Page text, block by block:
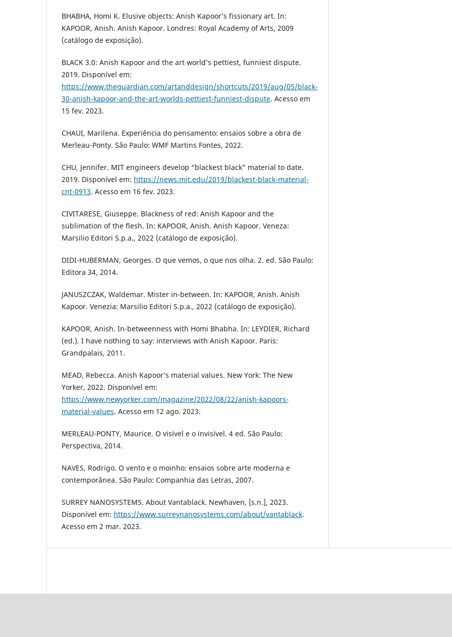
BHABHA, Homi K. Elusive objects: Anish Kapoor’s fissionary art. In:
KAPOOR, Anish. Anish Kapoor. Londres: Royal Academy of Arts, 2009
(catálogo de exposição).
BLACK 3.0: Anish Kapoor and the art world’s pettiest, funniest dispute.
2019. Disponível em:
https://www.theguardian.com/artanddesign/shortcuts/2019/aug/05/black-
30-anish-kapoor-and-the-art-worlds-pettiest-funniest-dispute. Acesso em
15 fev. 2023.
CHAUI, Marilena. Experiência do pensamento: ensaios sobre a obra de
Merleau-Ponty. São Paulo: WMF Martins Fontes, 2022.
CHU, Jennifer. MIT engineers develop “blackest black” material to date.
2019. Disponível em: https://news.mit.edu/2019/blackest-black-material-
cnt-0913. Acesso em 16 fev. 2023.
CIVITARESE, Giuseppe. Blackness of red: Anish Kapoor and the
sublimation of the flesh. In: KAPOOR, Anish. Anish Kapoor. Veneza:
Marsilio Editori S.p.a., 2022 (catálogo de exposição).
DIDI-HUBERMAN, Georges. O que vemos, o que nos olha. 2. ed. São Paulo:
Editora 34, 2014.
JANUSZCZAK, Waldemar. Mister in-between. In: KAPOOR, Anish. Anish
Kapoor. Venezia: Marsilio Editori S.p.a., 2022 (catálogo de exposição).
KAPOOR, Anish. In-betweenness with Homi Bhabha. In: LEYDIER, Richard
(ed.). I have nothing to say: interviews with Anish Kapoor. Paris:
Grandpalais, 2011.
MEAD, Rebecca. Anish Kapoor’s material values. New York: The New
Yorker, 2022. Disponível em:
https://www.newyorker.com/magazine/2022/08/22/anish-kapoors-
material-values. Acesso em 12 ago. 2023.
MERLEAU-PONTY, Maurice. O visível e o invisível. 4 ed. São Paulo:
Perspectiva, 2014.
NAVES, Rodrigo. O vento e o moinho: ensaios sobre arte moderna e
contemporânea. São Paulo: Companhia das Letras, 2007.
SURREY NANOSYSTEMS. About Vantablack. Newhaven, [s.n.], 2023.
Disponível em: https://www.surreynanosystems.com/about/vantablack.
Acesso em 2 mar. 2023.